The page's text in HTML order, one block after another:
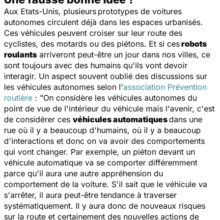
Aux Etats-Unis, plusieurs prototypes de voitures
autonomes circulent déjà dans les espaces urbanisés.
Ces véhicules peuvent croiser sur leur route des
cyclistes, des motards ou des piétons. Et si cesrobots
roulants arriveront peut-être un jour dans nos villes, ce
sont toujours avec des humains qu'ils vont devoir
interagir. Un aspect souvent oublié des discussions sur
les véhicules autonomes selon l'association Prévention
routière : "On considère les véhicules autonomes du
point de vue de l'intérieur du véhicule mais l'avenir, c'est
de considérer ces véhicules automatiquesdans une
rue où il y a beaucoup d'humains, où il y a beaucoup
d'interactions et donc on va avoir des comportements
qui vont changer. Par exemple, un piéton devant un
véhicule automatique va se comporter différemment
parce qu'il aura une autre appréhension du
comportement de la voiture. S'il sait que le véhicule va
s'arrêter, il aura peut-être tendance à traverser
systématiquement. Il y aura donc de nouveaux risques
sur la route et certainement des nouvelles actions de